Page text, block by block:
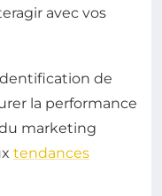
avec vos
de
la performance
marketing
tendances